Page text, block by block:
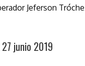
Jeferson
junio 2019